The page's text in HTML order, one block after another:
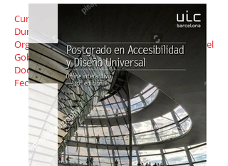
Curso: Mediciones y Presupuestos
Duración: 25 horas lectivas
Organización: Consejería de Educación del
Gobierno de Canarias
Docente: J. Alberto Jiménez Alcalá-Zamora
Fecha: Mayo 1.999